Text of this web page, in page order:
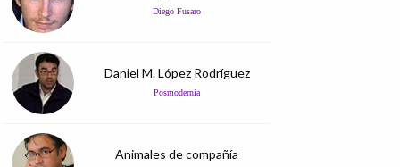
Diego Fusaro
Daniel M. López Rodríguez
Posmodernia
Animales de compañía